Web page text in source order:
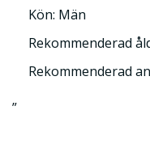
Kön: Män
Rekommenderad
Rekommenderad
”